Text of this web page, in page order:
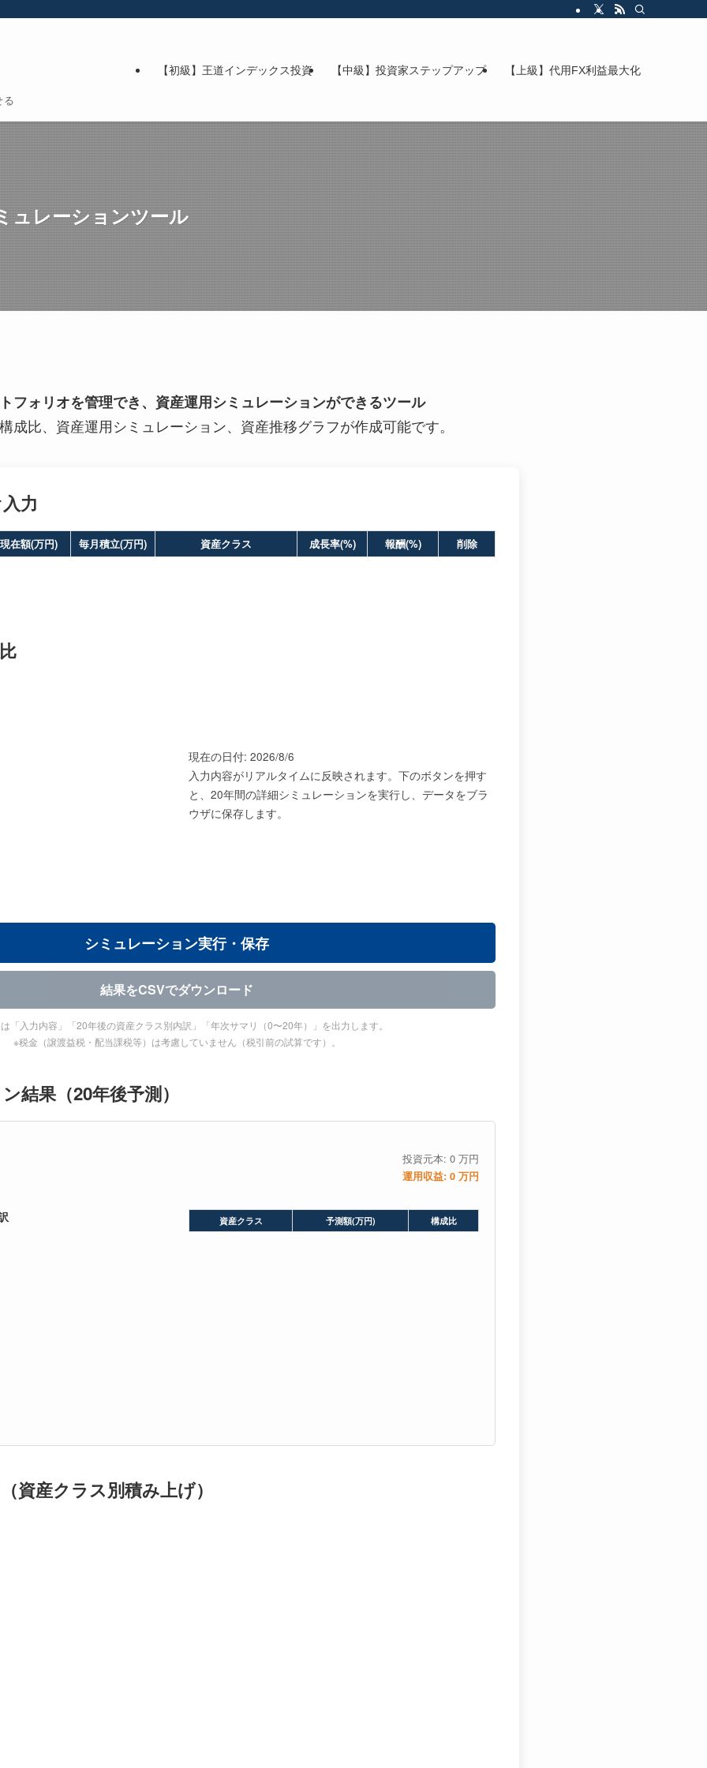
る
【初級】王道インデックス投資 【中級】投資家ステップアップ 【上級】代用FX利益最大化
ュレーションツール
フォリオを管理でき、資産運用シミュレーションができるツール
成比、資産運用シミュレーション、資産推移グラフが作成可能です。
力
現在額(万円) 毎月積立(万円) 資産クラス 成長率(%) 報酬(%) 削除
現在の日付: 2026/8/6
入力内容がリアルタイムに反映されます。下のボタンを押す
と、20年間の詳細シミュレーションを実行し、データをブラ
ウザに保存します。
シミュレーション実行・保存
結果をCSVでダウンロード
「入力内容」「20年後の資産クラス別内訳」「年次サマリ（0〜20年）」を出力します。
※税金（譲渡益税・配当課税等）は考慮していません（税引前の試算です）。
結果（20年後予測）
投資元本: 0 万円
運用収益: 0 万円
資産クラス 予測額(万円) 構成比
資産クラス別積み上げ）